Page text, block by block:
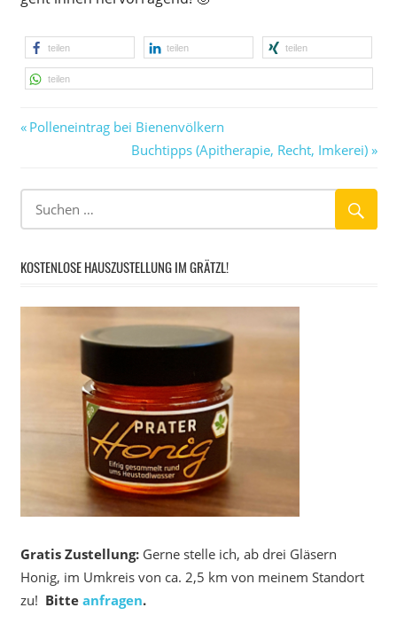
teilen teilen teilen
teilen
Beitragsnavigation
Vorheriger
Polleneintrag bei Bienenvölkern
Nächster
Buchtipps (Apitherapie, Recht, Imkerei)
KOSTENLOSE HAUSZUSTELLUNG IM GRÄTZL!
Gratis Zustellung:Gerne stelle ich, ab drei Gläsern
Honig, im Umkreis von ca. 2,5 km von meinem Standort
zu! Bitte anfragen.